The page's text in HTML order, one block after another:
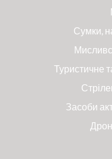
Сумки,
Туристичне
Засоби